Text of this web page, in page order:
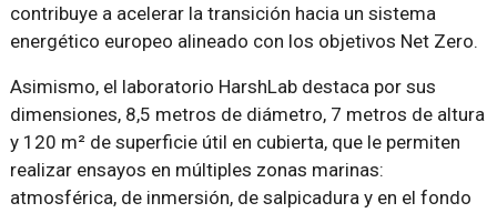
contribuye a acelerar la transición hacia un sistema
energético europeo alineado con los objetivos Net Zero.
Asimismo, el laboratorio HarshLab destaca por sus
dimensiones, 8,5 metros de diámetro, 7 metros de altura
y 120 m² de superficie útil en cubierta, que le permiten
realizar ensayos en múltiples zonas marinas:
atmosférica, de inmersión, de salpicadura y en el fondo